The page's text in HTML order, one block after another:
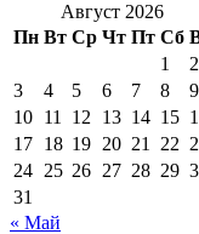
Август 2026
Пн Вт Ср Чт Пт Сб
1
2
3
4 5 6 7 8
9
10 11 12 13 14 15
17 18 19 20 21 22
24 25 26 27 28 29
31
« Май